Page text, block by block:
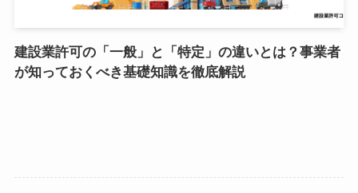
建設業許可の「一般」と「特定」の違いとは？事業者
が知っておくべき基礎知識を徹底解説